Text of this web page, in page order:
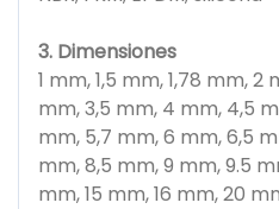
3. Dimensiones
1 mm, 1,5 mm, 1,78 mm,
mm, 3,5 mm, 4 mm, 4,5
mm, 5,7 mm, 6 mm, 6,5
mm, 8,5 mm, 9 mm, 9.5
mm, 15 mm, 16 mm, 20